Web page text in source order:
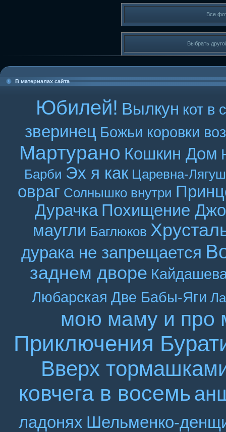
Все
Выбрать
В материалах сайта
Юбилей! Вылкун кот в
зверинец Божьи коровки
Мартурано Кошкин Дом
Барби Эх я как Царевна-
овраг Солнышко внутри
Дурачка Похищение
маугли Баглюков
дурака не запрещается
заднем дворе
Любарская Две Бабы-Яги
мою маму и про
Приключения
Вверх
ковчега в восемь
ладонях Шельменко-